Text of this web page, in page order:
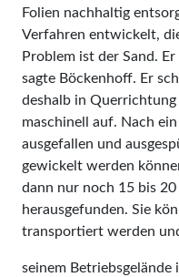
Folien nachhaltig
Verfahren entwickelt,
Problem ist der Sand.
sagte Böckenhoff. Er
deshalb in
maschinell auf. Nach
ausgefallen und
gewickelt werden
dann nur noch 15 bis
herausgefunden. Sie
transportiert werden
seinem Betriebsgelände